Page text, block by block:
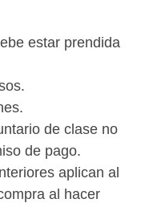
estar prendida
de clase no
de pago.
aplican al
al hacer